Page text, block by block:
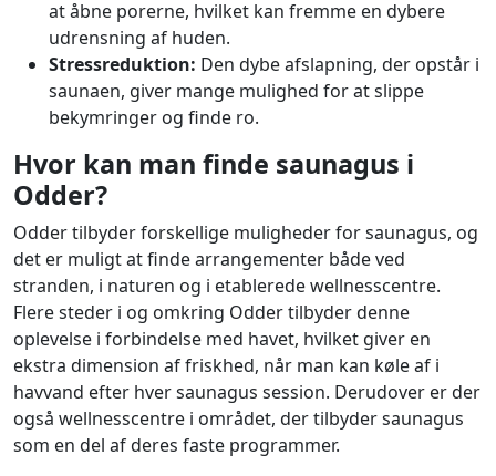
at åbne porerne, hvilket kan fremme en dybere
udrensning af huden.
Stressreduktion: Den dybe afslapning, der opstår i
saunaen, giver mange mulighed for at slippe
bekymringer og finde ro.
Hvor kan man finde saunagus i
Odder?
Odder tilbyder forskellige muligheder for saunagus, og
det er muligt at finde arrangementer både ved
stranden, i naturen og i etablerede wellnesscentre.
Flere steder i og omkring Odder tilbyder denne
oplevelse i forbindelse med havet, hvilket giver en
ekstra dimension af friskhed, når man kan køle af i
havvand efter hver saunagus session. Derudover er der
også wellnesscentre i området, der tilbyder saunagus
som en del af deres faste programmer.